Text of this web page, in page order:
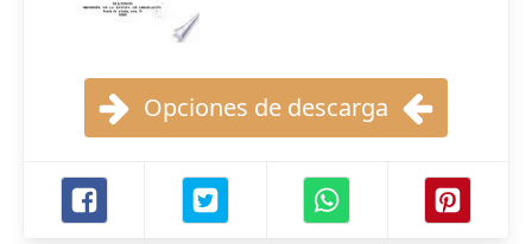
Opciones de descarga